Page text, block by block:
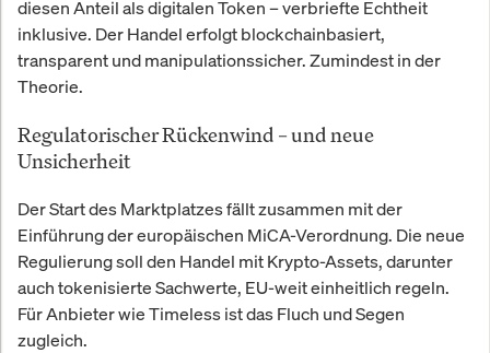
diesen Anteil als digitalen Token – verbriefte Echtheit
inklusive. Der Handel erfolgt blockchainbasiert,
transparent und manipulationssicher. Zumindest in der
Theorie.
Regulatorischer Rückenwind – und neue
Unsicherheit
Der Start des Marktplatzes fällt zusammen mit der
Einführung der europäischen MiCA-Verordnung. Die neue
Regulierung soll den Handel mit Krypto-Assets, darunter
auch tokenisierte Sachwerte, EU-weit einheitlich regeln.
Für Anbieter wie Timeless ist das Fluch und Segen
zugleich.